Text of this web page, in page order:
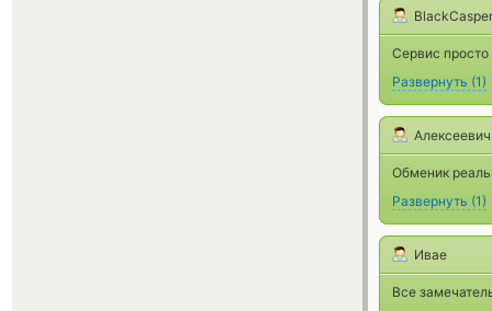
BlackCasper
Сервис просто
Развернуть (1)
Алексеевич
Обменик
Развернуть (1)
Ивае
Все